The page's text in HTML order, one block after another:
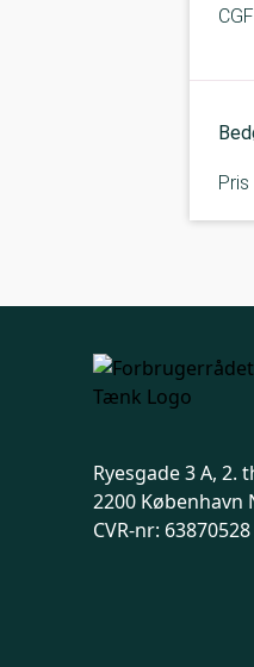
Pris
Ryesgade 3 A, 2.
2200 København
CVR-nr: 63870528